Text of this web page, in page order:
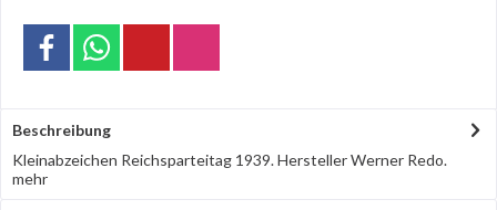
Beschreibung
Kleinabzeichen Reichsparteitag 1939. Hersteller Werner Redo.
mehr